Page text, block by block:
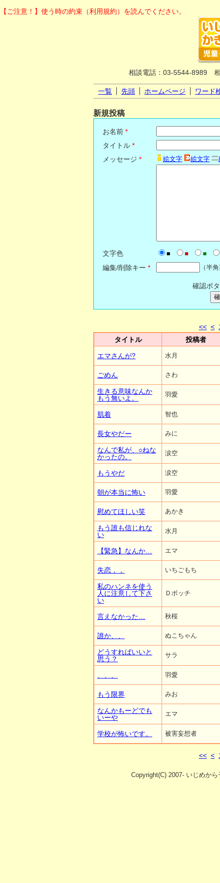
【ご注意！】使う時の約束（利用規約）を読んでください。
相談電話：03-5544-8989
一覧 先頭 ホームページ ワード
新規投稿
お名前 *
タイトル *
メッセージ * 絵文字 絵文字
文字色 ■ ■ ■
編集/削除キー * （半
確認ボ
<< <
タイトル
投稿者
エマさんが? 水月
ごめん さわ
生きる意味なんか
もう無いよ。
羽愛
肌着 智也
長女やだー みに
なんで私が、○ねな
かったの。
涙空
もうやだ 涙空
朝が本当に怖い 羽愛
慰めてほしい笑 あかき
もう誰も信じれな
い
水月
【緊急】なんか… エマ
失恋，， いちごもち
私のハンネを使う
人に注意して下さ
い
Ｄボッチ
言えなかった… 秋桜
誰か、、 ぬこちゃん
どうすればいいと
思う？
サラ
羽愛
もう限界 みお
なんかもーどでも
いーや
エマ
学校が怖いです。 被害妄想者
<< <
Copyright(C) 2007- いじめか